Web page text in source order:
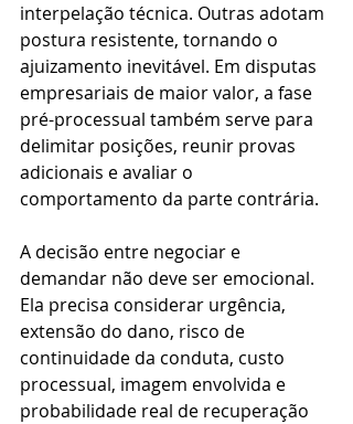
interpelação técnica. Outras adotam
postura resistente, tornando o
ajuizamento inevitável. Em disputas
empresariais de maior valor, a fase
pré-processual também serve para
delimitar posições, reunir provas
adicionais e avaliar o
comportamento da parte contrária.
A decisão entre negociar e
demandar não deve ser emocional.
Ela precisa considerar urgência,
extensão do dano, risco de
continuidade da conduta, custo
processual, imagem envolvida e
probabilidade real de recuperação